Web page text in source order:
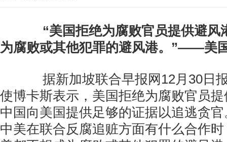
“美国拒绝为腐败官员提供避风
为腐败或其他犯罪的避风港。”——美
据新加坡联合早报网12月30日
使博卡斯表示，美国拒绝为腐败官员
中国向美国提供足够的证据以追逃贪
中美在联合反腐追赃方面有什么合作